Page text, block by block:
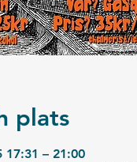
plats
17:31 – 21:00